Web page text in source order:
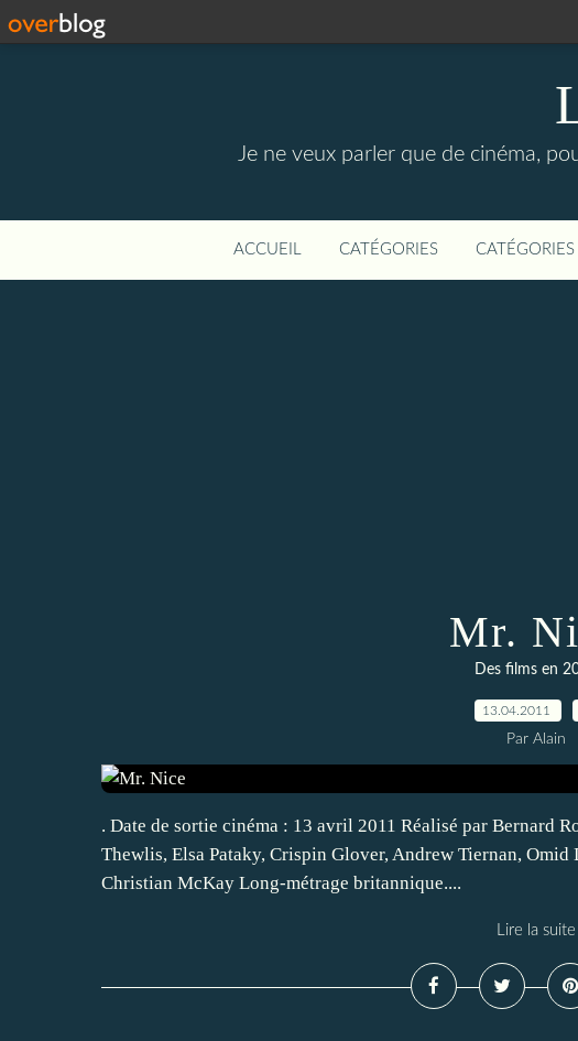
Je ne veux parler que de cinéma,
ACCUEIL CATÉGORIES
Mr.
Des films en
13.04.2011
Par Alain
. Date de sortie cinéma : 13 avril 2011 Réalisé par Bernard
Thewlis, Elsa Pataky, Crispin Glover, Andrew Tiernan,
Christian McKay Long-métrage britannique....
Lire la suite